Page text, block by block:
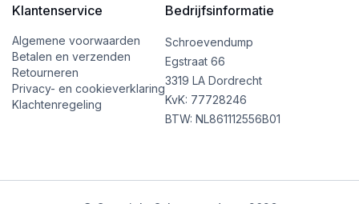
*
-
m
a
i
l
lKlantenservice
Algemene voorwaarden
Betalen en verzenden
Retourneren
Privacy- en cookieverklaring
Klachtenregeling
Bedrijfsinformatie
Schroevendump
Egstraat 66
3319 LA Dordrecht
KvK: 77728246
BTW: NL861112556B01